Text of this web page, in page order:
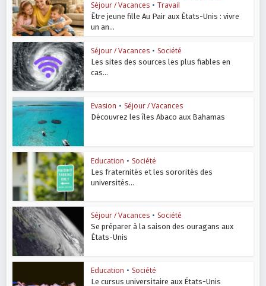
Séjour / Vacances • Travail
Être jeune fille Au Pair aux États-Unis : vivre
un an...
Séjour / Vacances • Société
Les sites des sources les plus fiables en
cas...
Evasion • Séjour / Vacances
Découvrez les îles Abaco aux Bahamas
Education • Société
Les fraternités et les sororités des
universités...
Séjour / Vacances • Société
Se préparer à la saison des ouragans aux
États-Unis
Education • Société
Le cursus universitaire aux États-Unis